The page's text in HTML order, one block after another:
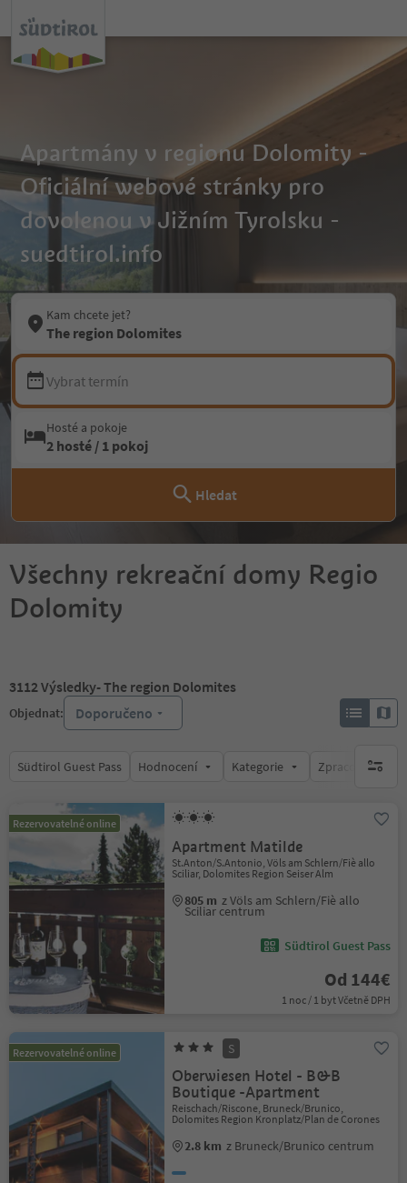
Apartmány v regionu Dolomity -
Oficiální webové stránky pro
dovolenou v Jižním Tyrolsku -
suedtirol.info
Kam chcete jet?
The region Dolomites
Vybrat termín
Hosté a pokoje
2 hosté / 1 pokoj
Hledat
Všechny rekreační domy Regio
Dolomity
3112Výsledky- The region Dolomites
Objednat: Doporučeno
Südtirol Guest Pass Hodnocení Kategorie Zpracovávábrak
Rezervovatelné online
Apartment Matilde
St.Anton/S.Antonio, Völs am Schlern/Fiè allo
Sciliar, Dolomites Region Seiser Alm
805 m z Völs am Schlern/Fiè allo
Sciliar centrum
Südtirol Guest Pass
Od 144€
1 noc / 1 byt Včetně DPH
Rezervovatelné online S
Oberwiesen Hotel - B&B
Boutique -Apartment
Reischach/Riscone, Bruneck/Brunico,
Dolomites Region Kronplatz/Plan de Corones
2.8 km z Bruneck/Brunico centrum